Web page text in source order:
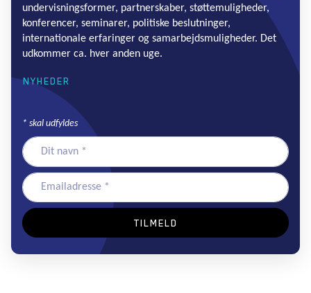
undervisningsformer, partnerskaber, støttemuligheder,
konferencer, seminarer, politiske beslutninger,
internationale erfaringer og samarbejdsmuligheder. Det
udkommer ca. hver anden uge.
NYHEDER
* skal udfyldes